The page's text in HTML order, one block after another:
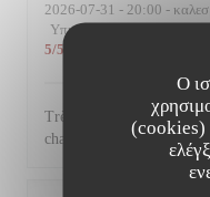
Ο
(cookies)
2026-07-31 - 20:00 -
Υπηρεσία
5/5
Très bonne cuisine avec
chaleureux et efficace.